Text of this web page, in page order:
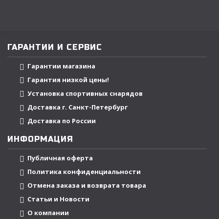
ГАРАНТИИ И СЕРВИС
Гарантии магазина
Гарантия низкой цены!
Установка спортивных снарядов
Доставка г. Санкт-Петербург
Доставка по России
ИНФОРМАЦИЯ
Публичная оферта
Политика конфиденциальности
Отмена заказа и возврата товара
Статьи и Новости
О компании